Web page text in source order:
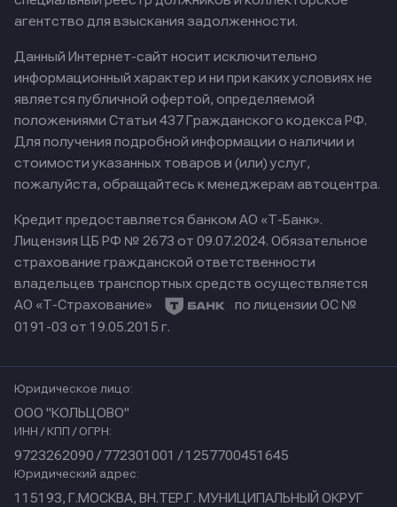
агентство для взыскания задолженности.
Данный Интернет-сайт носит исключительно
информационный характер и ни при каких условиях не
является публичной офертой, определяемой
положениями Статьи 437 Гражданского кодекса РФ.
Для получения подробной информации о наличии и
стоимости указанных товаров и (или) услуг,
пожалуйста, обращайтесь к менеджерам автоцентра.
Кредит предоставляется банком АО «Т-Банк».
Лицензия ЦБ РФ № 2673 от 09.07.2024. Обязательное
страхование гражданской ответственности
владельцев транспортных средств осуществляется
АО «Т-Страхование»
по лицензии ОС №
0191-03 от 19.05.2015 г.
Юридическое лицо:
ООО "КОЛЬЦОВО"
ИНН / КПП / ОГРН:
9723262090 / 772301001 / 1257700451645
Юридический адрес:
115193, Г.МОСКВА, ВН.ТЕР.Г. МУНИЦИПАЛЬНЫЙ ОКРУГ